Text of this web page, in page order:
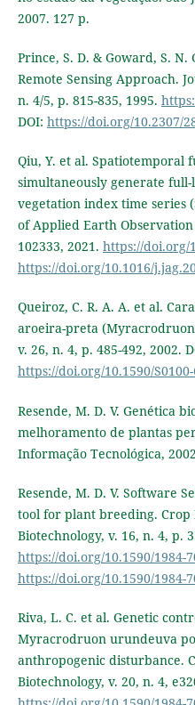
2007. 127 p.
Prince, S. D. & Goward, S.
Remote Sensing Approach.
n. 4/5, p. 815-835, 1995.
DOI: https://doi.org/10.2307/
Qiu, Y. et al. Spatiotemporal
simultaneously generate
vegetation index time series
of Applied Earth
102333, 2021. https://doi.org/
https://doi.org/10.1016/
Queiroz, C. R. A. A. et al.
aroeira-preta
v. 26, n. 4, p. 485-492, 2002.
https://doi.org/10.1590/
Resende, M. D. V. Genética
melhoramento de plantas
Informação Tecnológica,
Resende, M. D. V. Software
tool for plant breeding.
Biotechnology, v. 16, n. 4, p.
https://doi.org/10.1590/1984-
https://doi.org/10.1590/1984-
Riva, L. C. et al. Genetic
Myracrodruon urundeuva
anthropogenic disturbance.
Biotechnology, v. 20, n. 4,